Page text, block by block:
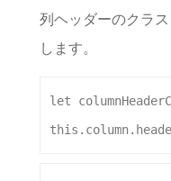
列ヘッダーのクラ
します。
let
this . column.